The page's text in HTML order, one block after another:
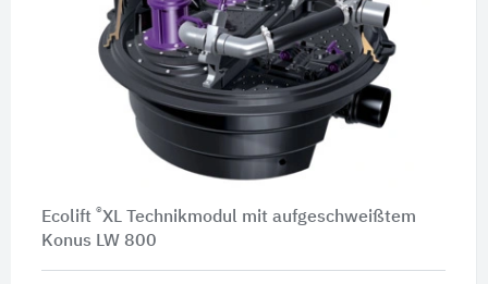
Ecolift ®XL Technikmodul mit aufgeschweißtem
Konus LW 800